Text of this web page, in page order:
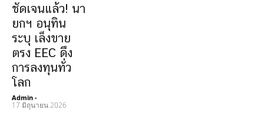
ชัดเจนแล้ว! นา
ยกฯ อนุทิน
ระบุ เล็งขาย
ตรง EEC ดึง
การลงทุนทั่ว
โลก
Admin -
17 มิถุนายน 2026